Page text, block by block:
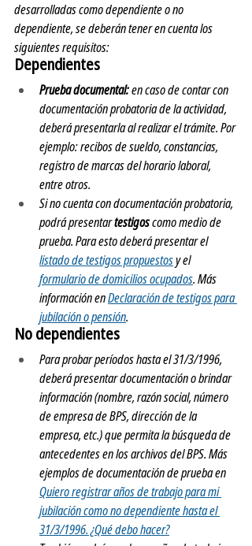
desarrolladas como dependiente o no
dependiente, se deberán tener en cuenta los
siguientes requisitos:
Dependientes
Prueba documental: en caso de contar con
documentación probatoria de la actividad,
deberá presentarla al realizar el trámite. Por
ejemplo: recibos de sueldo, constancias,
registro de marcas del horario laboral,
entre otros.
Si no cuenta con documentación probatoria,
podrá presentar testigos como medio de
prueba. Para esto deberá presentar el
listado de testigos propuestos y el
formulario de domicilios ocupados. Más
información en Declaración de testigos para
jubilación o pensión.
No dependientes
Para probar períodos hasta el 31/3/1996,
deberá presentar documentación o brindar
información (nombre, razón social, número
de empresa de BPS, dirección de la
empresa, etc.) que permita la búsqueda de
antecedentes en los archivos del BPS. Más
ejemplos de documentación de prueba en
Quiero registrar años de trabajo para mi
jubilación como no dependiente hasta el
31/3/1996. ¿Qué debo hacer?